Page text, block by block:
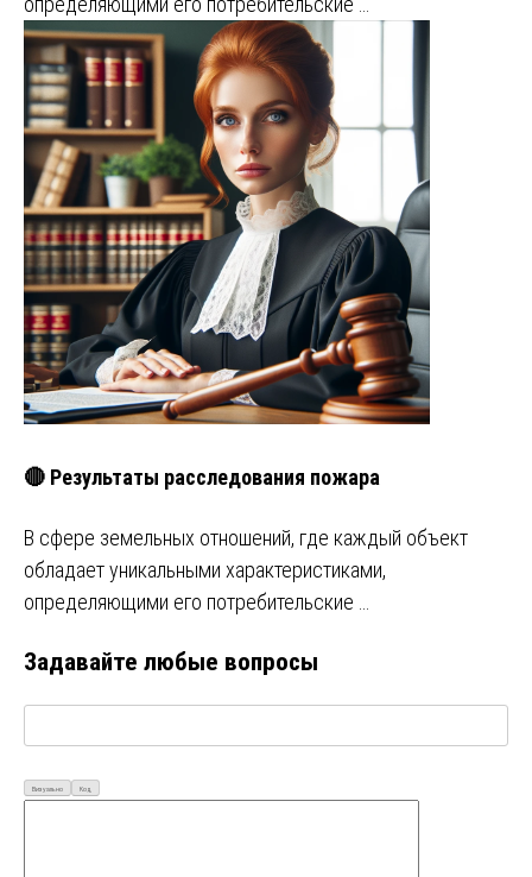
🔴 Результаты расследования пожара
В сфере земельных отношений, где каждый объект
обладает уникальными характеристиками,
определяющими его потребительские …
Задавайте любые вопросы
Визуально Код